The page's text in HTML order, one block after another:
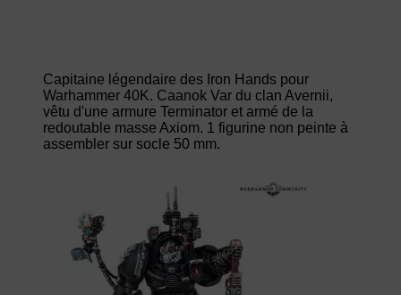
Capitaine légendaire des Iron Hands pour
Warhammer 40K. Caanok Var du clan Avernii,
vêtu d'une armure Terminator et armé de la
redoutable masse Axiom. 1 figurine non peinte à
assembler sur socle 50 mm.